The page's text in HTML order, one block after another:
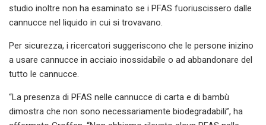
studio inoltre non ha esaminato se i PFAS fuoriuscissero dalle
cannucce nel liquido in cui si trovavano.
Per sicurezza, i ricercatori suggeriscono che le persone inizino
a usare cannucce in acciaio inossidabile o ad abbandonare del
tutto le cannucce.
“La presenza di PFAS nelle cannucce di carta e di bambù
dimostra che non sono necessariamente biodegradabili”, ha